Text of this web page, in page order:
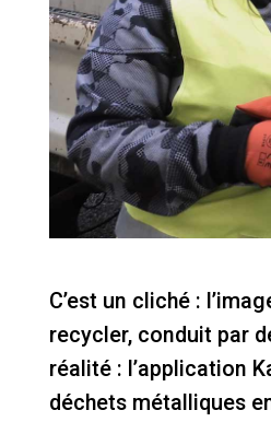
C’est un cliché :
recycler, conduit par
réalité : l’application
déchets métalliques